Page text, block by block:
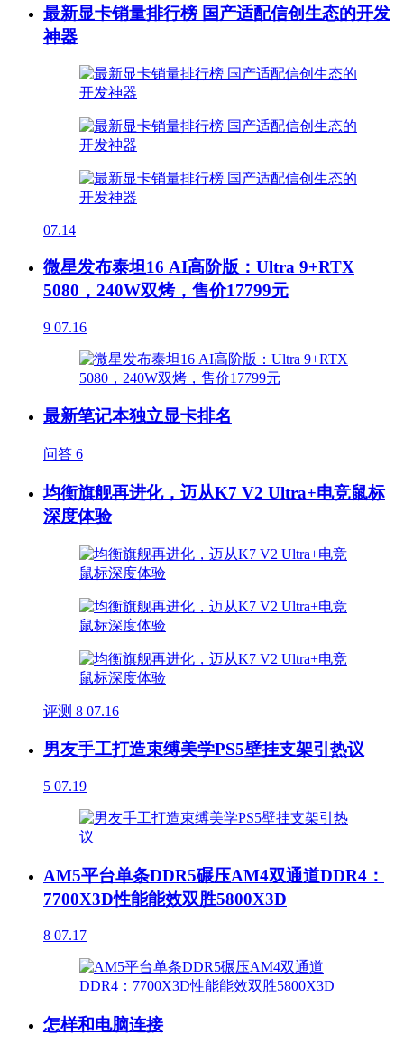
最新显卡销量排行榜 国产适配信创生态的开发
神器
07.14
微星发布泰坦16 AI高阶版：Ultra 9+RTX
5080，240W双烤，售价17799元
9 07.16
最新笔记本独立显卡排名
问答 6
均衡旗舰再进化，迈从K7 V2 Ultra+电竞鼠标
深度体验
评测 8 07.16
男友手工打造束缚美学PS5壁挂支架引热议
5 07.19
AM5平台单条DDR5碾压AM4双通道DDR4：
7700X3D性能能效双胜5800X3D
8 07.17
怎样和电脑连接